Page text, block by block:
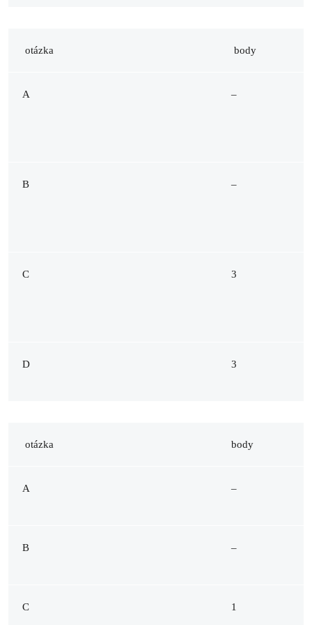
otázka body
A –
B –
C 3
D 3
otázka body
A –
B –
C 1